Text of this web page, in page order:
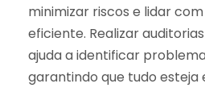
minimizar riscos e lidar
eficiente. Realizar
ajuda a identificar
garantindo que tudo esteja